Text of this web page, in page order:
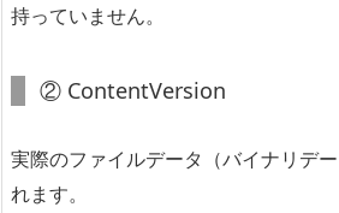
持っていません。
② ContentVersion
実際のファイルデータ（バイナリデ
れます。